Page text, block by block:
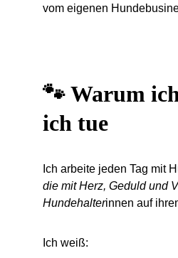
vom eigenen
🐾 Warum
ich tue
Ich arbeite jeden Tag mit
die mit Herz, Geduld und
Hundehalterinnen auf
Ich weiß: